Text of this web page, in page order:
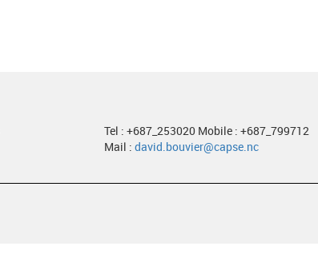
Tel : +687_253020 Mobile : +687_799712
Mail : david.bouvier@capse.nc